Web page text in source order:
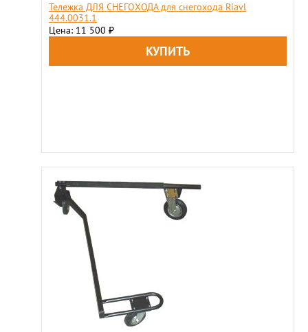
Тележка ДЛЯ СНЕГОХОДА для снегохода Riavl
444.0031.1
Цена: 11 500 ₽